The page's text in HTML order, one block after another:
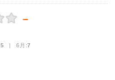
－
5 | 6月:7